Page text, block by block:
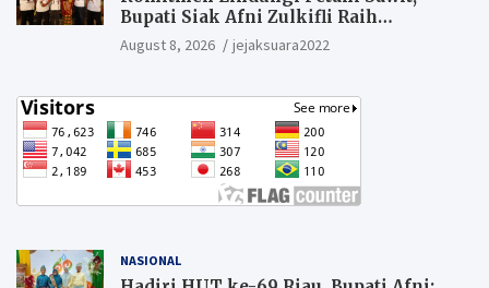
Bupati Siak Afni Zulkifli Raih
Penghargaan SIEXPO 2026
August 8, 2026 jejaksuara2022
NASIONAL